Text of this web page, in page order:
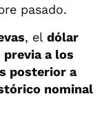
pasado.
, el dólar
previa a los
posterior a
nominal